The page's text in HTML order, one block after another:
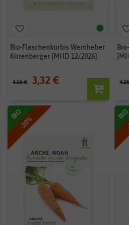
Bio-Flaschenkürbis Weinheber
Kittenberger [MHD 12/2026]
4,15 € 3,32 €
-20%
BIO
-
BIO